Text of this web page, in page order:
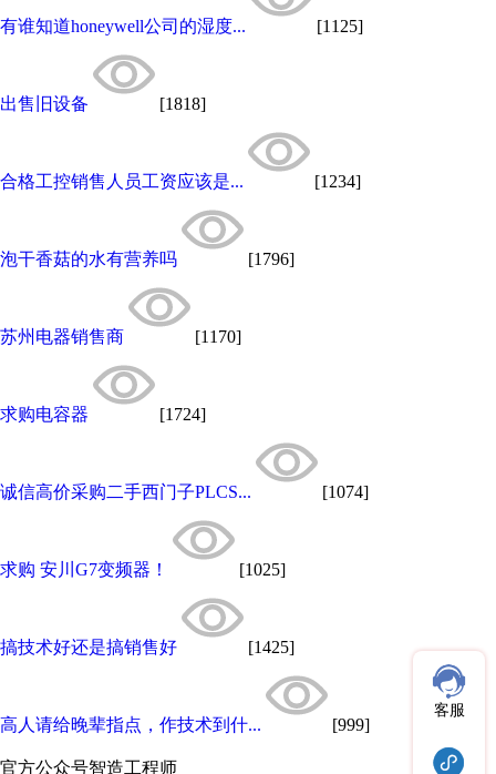
有谁知道honeywell公司的湿度... [1125]
出售旧设备 [1818]
合格工控销售人员工资应该是... [1234]
泡干香菇的水有营养吗 [1796]
苏州电器销售商 [1170]
求购电容器 [1724]
诚信高价采购二手西门子PLCS... [1074]
求购 安川G7变频器！ [1025]
搞技术好还是搞销售好 [1425]
高人请给晚辈指点，作技术到什... [999]
官方公众号智造工程师
客服